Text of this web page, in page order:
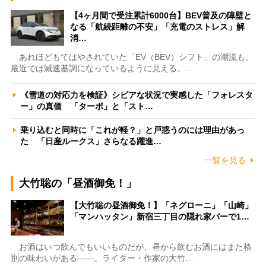
【4ヶ月間で受注累計6000台】BEV普及の障壁と
なる「航続距離の不安」「充電のストレス」解
消…
あれほどもてはやされていた「EV（BEV）シフト」の潮流も、
最近では減速基調になっているように見える。…
《雪道の対応力を検証》シビアな状況で実感した「フォレスタ
ー」の真価 「ターボ」と「スト…
乗り込むと同時に「これが軽？」と戸惑うのには理由があっ
た 「日産ルークス」さらなる躍進…
一覧を見る
大竹聡の「昼酒御免！」
【大竹聡の昼酒御免！】「ネグローニ」「山崎」
「マンハッタン」新宿三丁目の隠れ家バーで1…
お酒はいつ飲んでもいいものだが、昼から飲むお酒にはまた格
別の味わいがある――。ライター・作家の大竹…